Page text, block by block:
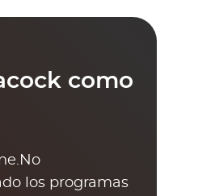
como
los programas